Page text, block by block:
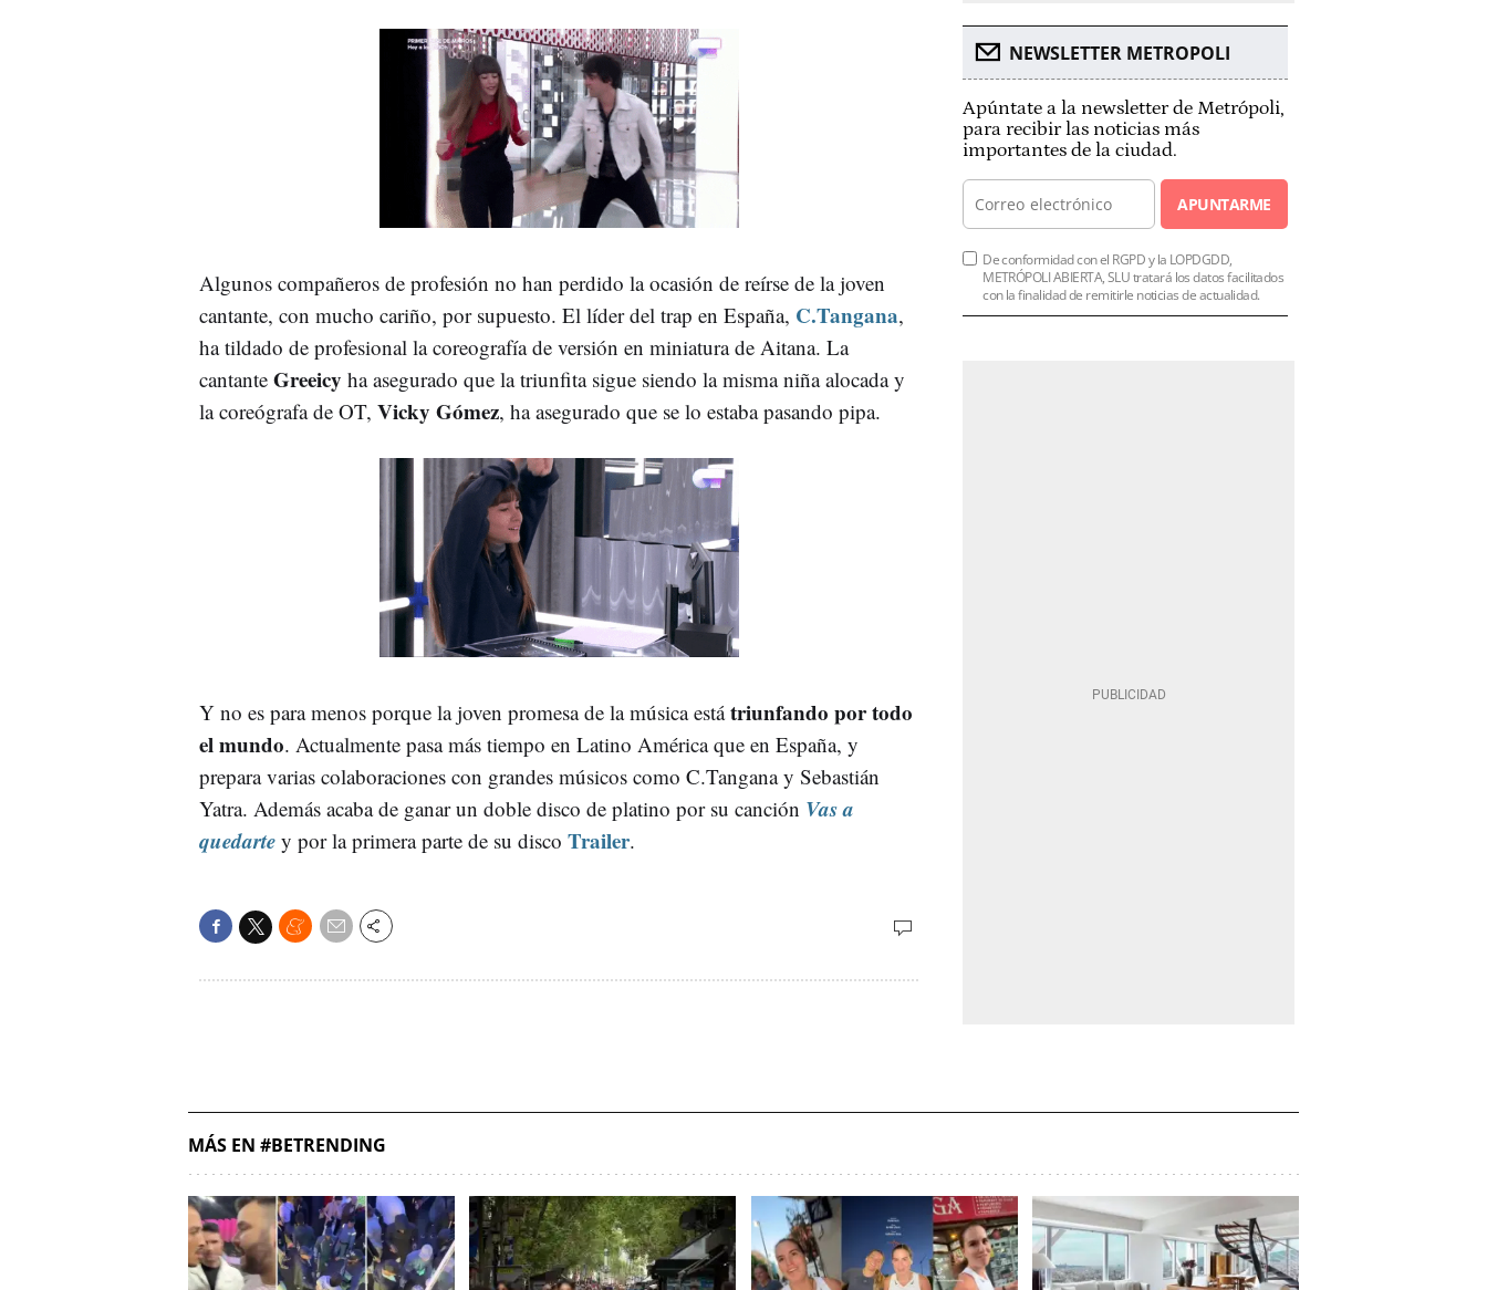
Algunos compañeros de profesión no han perdido la ocasión de reírse de la joven
cantante, con mucho cariño, por supuesto. El líder del trap en España, C.Tangana,
ha tildado de profesional la coreografía de versión en miniatura de Aitana. La
cantante Greeicy ha asegurado que la triunfita sigue siendo la misma niña alocada y
la coreógrafa de OT, Vicky Gómez, ha asegurado que se lo estaba pasando pipa.
Y no es para menos porque la joven promesa de la música estátriunfando por todo
el mundo. Actualmente pasa más tiempo en Latino América que en España, y
prepara varias colaboraciones con grandes músicos como C.Tangana y Sebastián
Yatra. Además acaba de ganar un doble disco de platino por su canción Vas a
quedarte y por la primera parte de su disco Trailer.
NEWSLETTER METROPOLI
Apúntate a la newsletter de Metrópoli,
para recibir las noticias más
importantes de la ciudad.
APUNTARME
De conformidad con el RGPD y la LOPDGDD,
METRÓPOLI ABIERTA, SLU tratará los datos facilitados
con la finalidad de remitirle noticias de actualidad.
MÁS EN #BETRENDING